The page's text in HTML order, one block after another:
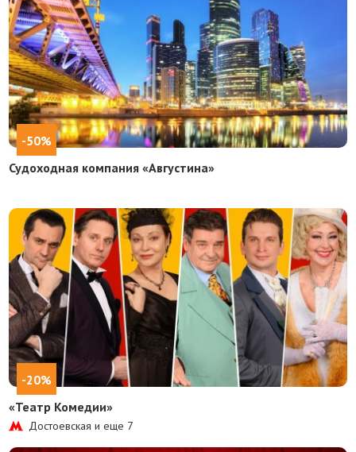
-50%
Судоходная компания «Августина»
-20%
«Театр Комедии»
Достоевская и еще 7